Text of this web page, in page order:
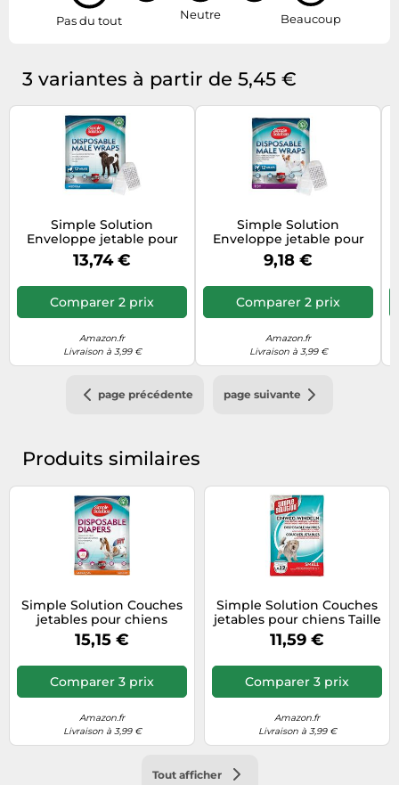
Pas du tout Neutre Beaucoup
3 variantes à partir de 5,45 €
Simple Solution
Enveloppe jetable pour
chien mâle, moyenne -
paquet de 12
13,74 €
Comparer 2 prix
Amazon.fr
Livraison à 3,99 €
Simple Solution
Enveloppe jetable pour
chien mâle, format jouet -
paquet de 12
9,18 €
Comparer 2 prix
Amazon.fr
Livraison à 3,99 €
page précédente page suivante
Produits similaires
Simple Solution Couches
jetables pour chiens
femelles, super
absorbantes et anti-fuites
avec indicateur
d'humidité 12 paquet
15,15 €
Comparer 3 prix
Amazon.fr
Livraison à 3,99 €
Simple Solution Couches
jetables pour chiens Taille
petite 12 pièces - 92004
11,59 €
Comparer 3 prix
Amazon.fr
Livraison à 3,99 €
Tout afficher